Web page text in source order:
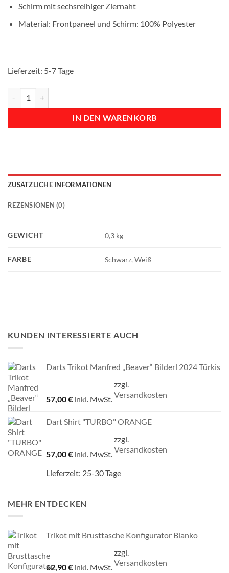
Schirm mit sechsreihiger Ziernaht
Material: Frontpaneel und Schirm: 100% Polyester
Lieferzeit: 5-7 Tage
IN DEN WARENKORB
ZUSÄTZLICHE INFORMATIONEN
REZENSIONEN (0)
GEWICHT 0,3 kg
FARBE Schwarz, Weiß
KUNDEN INTERESSIERTE AUCH
Darts Trikot Manfred „Beaver“ Bilderl 2024 Türkis
57,00€ inkl. MwSt.
zzgl.
Versandkosten
Dart Shirt "TURBO" ORANGE
57,00€ inkl. MwSt.
zzgl.
Versandkosten
Lieferzeit: 25-30 Tage
MEHR ENTDECKEN
Trikot mit Brusttasche Konfigurator Blanko
62,90€ inkl. MwSt.
zzgl.
Versandkosten